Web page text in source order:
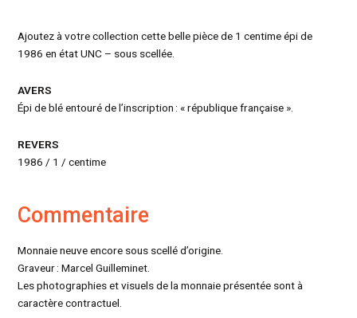
Ajoutez à votre collection cette belle pièce de 1 centime épi de
1986 en état UNC – sous scellée.
AVERS
Épi de blé entouré de l’inscription : « république française ».
REVERS
1986 / 1 / centime
Commentaire
Monnaie neuve encore sous scellé d’origine.
Graveur : Marcel Guilleminet.
Les photographies et visuels de la monnaie présentée sont à
caractère contractuel.